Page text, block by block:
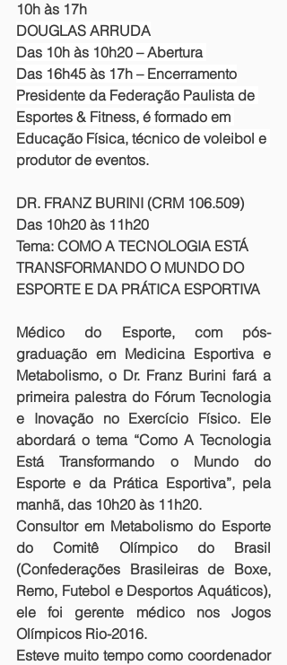
10h às 17h
DOUGLAS ARRUDA
Das 10h às 10h20 – Abertura
Das 16h45 às 17h – Encerramento
Presidente da Federação Paulista de
Esportes & Fitness, é formado em
Educação Física, técnico de voleibol e
produtor de eventos.
DR. FRANZ BURINI (CRM 106.509)
Das 10h20 às 11h20
Tema: COMO A TECNOLOGIA ESTÁ
TRANSFORMANDO O MUNDO DO
ESPORTE E DA PRÁTICA ESPORTIVA
Médico do Esporte, com pós-
graduação em Medicina Esportiva e
Metabolismo, o Dr. Franz Burini fará a
primeira palestra do Fórum Tecnologia
e Inovação no Exercício Físico. Ele
abordará o tema “Como A Tecnologia
Está Transformando o Mundo do
Esporte e da Prática Esportiva”, pela
manhã, das 10h20 às 11h20.
Consultor em Metabolismo do Esporte
do Comitê Olímpico do Brasil
(Confederações Brasileiras de Boxe,
Remo, Futebol e Desportos Aquáticos),
ele foi gerente médico nos Jogos
Olímpicos Rio-2016.
Esteve muito tempo como coordenador